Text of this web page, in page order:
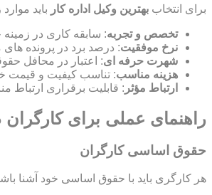
برای انتخاب بهترین وکیل اداره کار باید
تخصص و تجربه: سابقه کاری در زمینه
نرخ موفقیت: درصد برد در پرونده های
شهرت حرفه ای: اعتبار در محافل
هزینه مناسب: تناسب کیفیت و قیمت
ارتباط مؤثر : قابلیت برقراری ارتباط
راهنمای عملی برای
حقوق اساسی کارگران
هر کارگری باید با حقوق اساسی خود آشنا